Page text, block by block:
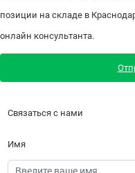
позиции на складе в
онлайн консультанта.
Связаться с нами
Имя